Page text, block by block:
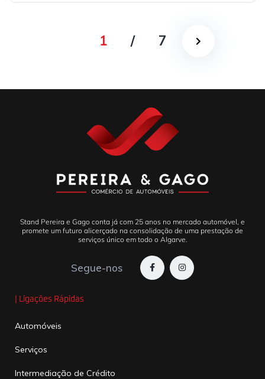
1 / 7
Stand Pereira e Gago conta já com 25 anos no mercado automóvel, e
promete um futuro alicerçado na consolidação de uma prestação de
serviços único em todo o Algarve.
Segue-nos
| Ligações Rápidas
Automóveis
Serviços
Intermediação de Crédito